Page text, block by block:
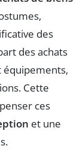
des
des achats
équipements,
Cette
ces
et une